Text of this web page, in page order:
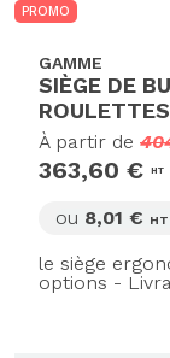
PROMO
GAMME
SIÈGE DE
À partir de
363,60 € HT
ou 8,01 € HT
le siège
options -